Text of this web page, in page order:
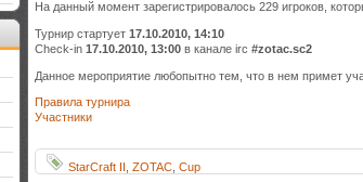
На данный момент зарегистрировалось 229 игроков,
Турнир стартует 17.10.2010, 14:10
Check-in 17.10.2010, 13:00 в канале irc #zotac.sc2
Данное мероприятие любопытно тем, что в нем примет
Правила турнира
Участники
StarCraft II ZOTAC, Cup